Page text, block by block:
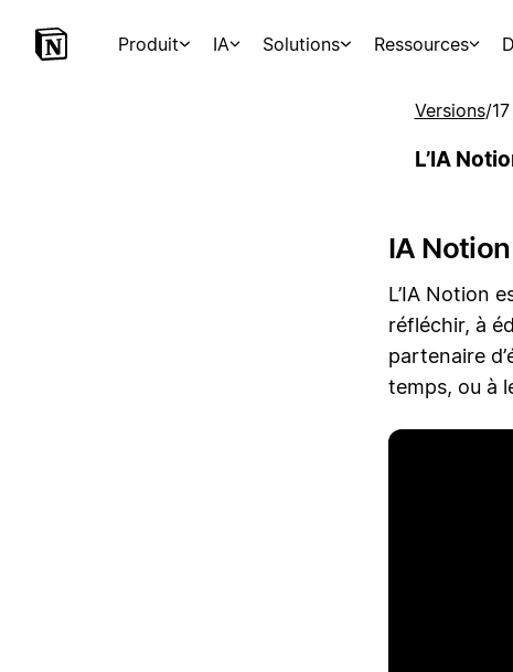
Produit IA Solutions Ressources
Versions/
L’IA
IA
L’IA Notion
réfléchir, à
partenaire
temps, ou à